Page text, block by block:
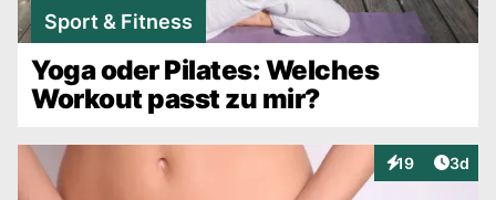
Sport & Fitness
Yoga oder Pilates: Welches
Workout passt zu mir?
19
Interaktionen
3d